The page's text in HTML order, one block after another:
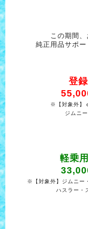
この期間
純正用品サポー
登
※【対象外】
ジムニ
軽乗
※【対象外】ジムニー
ハスラー・